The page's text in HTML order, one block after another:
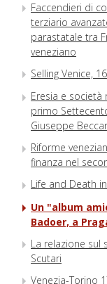
Faccendieri di
terziario
parastatale tra
veneziano
Selling Venice,
Eresia e società
primo
Giuseppe
Riforme
finanza nel
Life and Death
Un "album
Badoer, a
La relazione sul
Scutari
Venezia-Torino